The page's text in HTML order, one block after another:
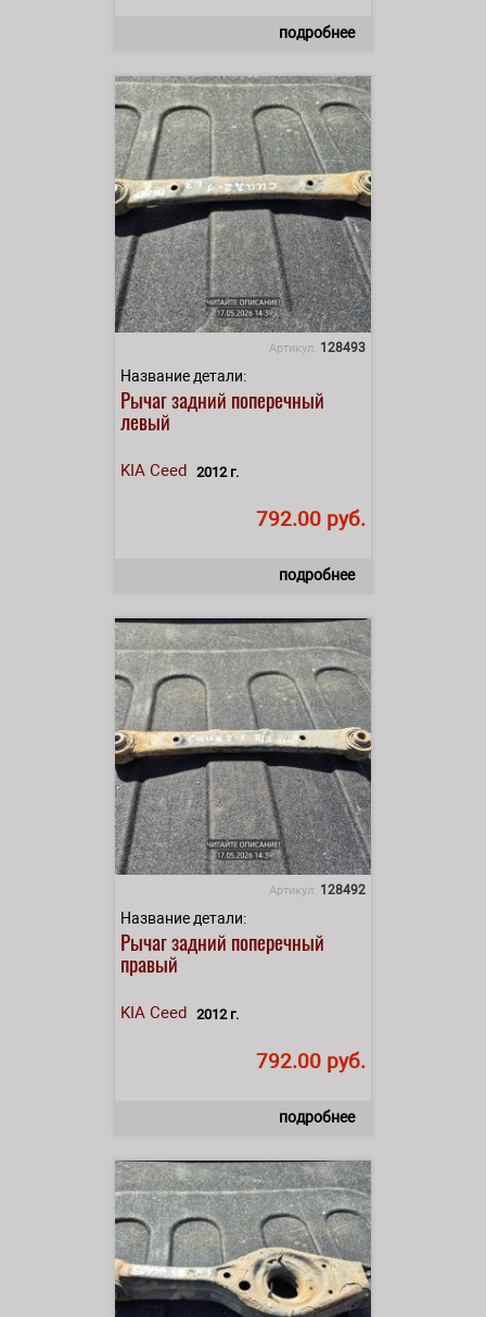
подробнее
Артикул: 128493
Название детали:
Рычаг задний поперечный
левый
KIA Ceed 2012 г.
792.00 руб.
подробнее
Артикул: 128492
Название детали:
Рычаг задний поперечный
правый
KIA Ceed 2012 г.
792.00 руб.
подробнее